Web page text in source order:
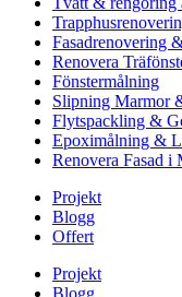
Fasadrenovering
Renovera
Fönstermålning
Slipning Marmor
Flytspackling &
Epoximålning &
Renovera Fasad i
Projekt
Blogg
Offert
Projekt
Blogg